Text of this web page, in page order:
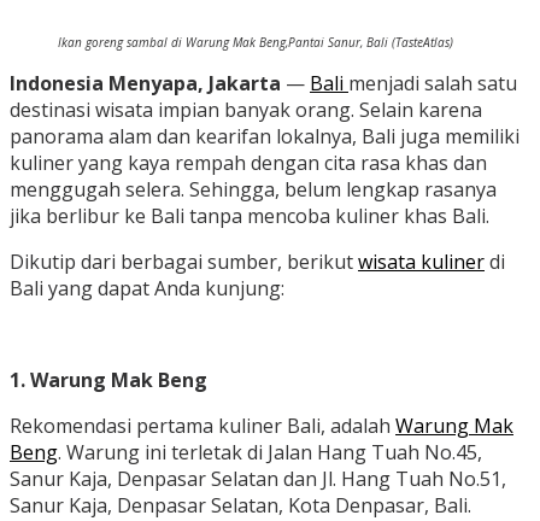
Ikan goreng sambal di Warung Mak Beng,Pantai Sanur, Bali (TasteAtlas)
Indonesia Menyapa, Jakarta — Bali menjadi salah satu
destinasi wisata impian banyak orang. Selain karena
panorama alam dan kearifan lokalnya, Bali juga memiliki
kuliner yang kaya rempah dengan cita rasa khas dan
menggugah selera. Sehingga, belum lengkap rasanya
jika berlibur ke Bali tanpa mencoba kuliner khas Bali.
Dikutip dari berbagai sumber, berikutwisata kulinerdi
Bali yang dapat Anda kunjung:
1. Warung Mak Beng
Rekomendasi pertama kuliner Bali, adalah Warung Mak
Beng. Warung ini terletak di Jalan Hang Tuah No.45,
Sanur Kaja, Denpasar Selatan dan Jl. Hang Tuah No.51,
Sanur Kaja, Denpasar Selatan, Kota Denpasar, Bali.